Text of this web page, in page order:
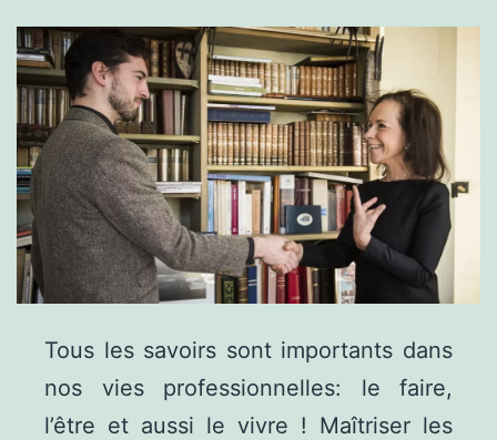
Tous les savoirs sont importants dans
nos vies professionnelles: le faire,
l’être et aussi le vivre ! Maîtriser les